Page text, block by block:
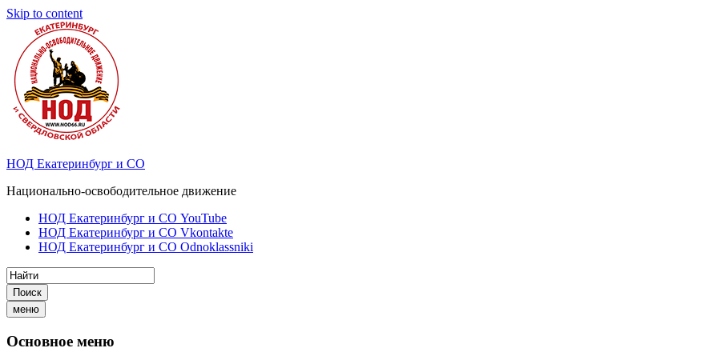
Skip to content
НОД Екатеринбург и СО
Национально-освободительное движение
НОД Екатеринбург и СО YouTube
НОД Екатеринбург и СО Vkontakte
НОД Екатеринбург и СО Odnoklassniki
Поиск
меню
Основное меню